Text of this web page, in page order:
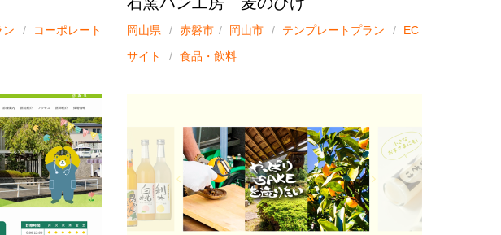
ン
コーポレート
岡山県 赤磐市 岡山市 テンプレートプラン
EC
サイト
食品・飲料